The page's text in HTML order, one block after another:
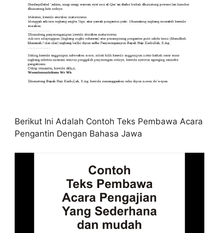
Berikut Ini Adalah Contoh Teks Pembawa Acara
Pengantin Dengan Bahasa Jawa